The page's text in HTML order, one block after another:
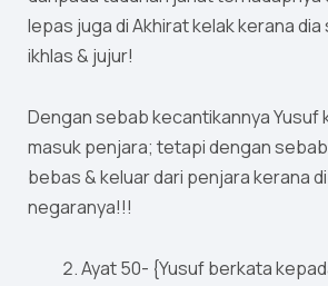
lepas juga di Akhirat kelak kerana
ikhlas & jujur!
Dengan sebab kecantikannya Yusuf
masuk penjara; tetapi dengan sebab
bebas & keluar dari penjara kerana
negaranya!!!
Ayat 50- {Yusuf berkata